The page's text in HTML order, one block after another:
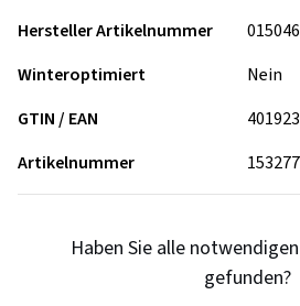
Hersteller Artikelnummer
Winteroptimiert
Nein
GTIN / EAN
Artikelnummer
Haben Sie alle
gefunden?